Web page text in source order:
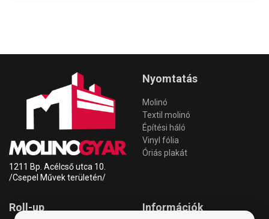
1211 Bp. Acélcső utca 10.
/Csepel Művek területén/
Nyomtatás
Molinó
Textil molinó
Építési háló
Vinyl fólia
Óriás plakát
Roll-up Információk